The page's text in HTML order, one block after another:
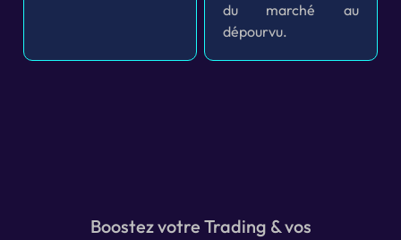
du marché au
dépourvu.
Boostez votre Trading & vos